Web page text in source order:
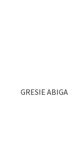
GRESIE